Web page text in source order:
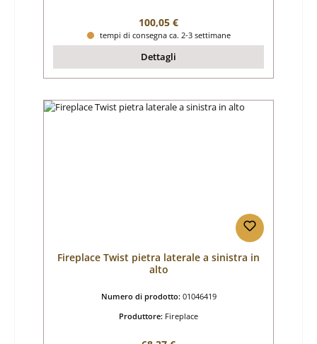
Prezzo normale:
100,05 €
tempi di consegna ca. 2-3 settimane
Dettagli
Fireplace Twist pietra laterale a sinistra in
alto
Numero di prodotto: 01046419
Produttore: Fireplace